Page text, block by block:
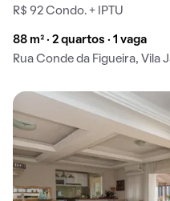
R$ 92 Condo. + IPTU
88 m² · 2 quartos · 1 vaga
Rua Conde da Figueira, Vila